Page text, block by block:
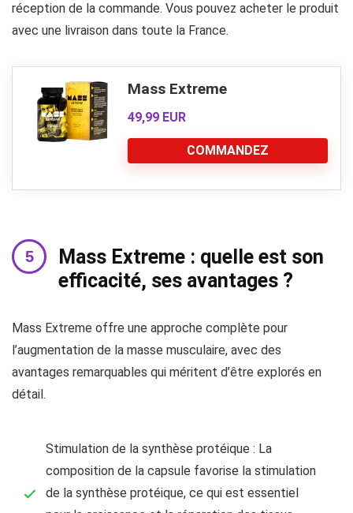
réception de la commande. Vous pouvez acheter le produit
avec une livraison dans toute la France.
Mass Extreme
49,99 EUR
COMMANDEZ
Mass Extreme : quelle est son
efficacité, ses avantages ?
Mass Extreme offre une approche complète pour
l’augmentation de la masse musculaire, avec des
avantages remarquables qui méritent d’être explorés en
détail.
Stimulation de la synthèse protéique : La
composition de la capsule favorise la stimulation
de la synthèse protéique, ce qui est essentiel